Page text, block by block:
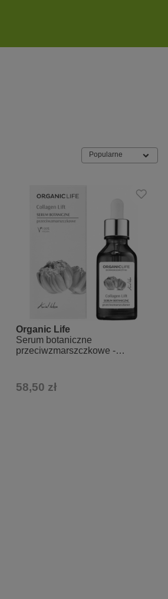
Popularne
Organic Life
Serum botaniczne
przeciwzmarszczkowe -
58,50 zł